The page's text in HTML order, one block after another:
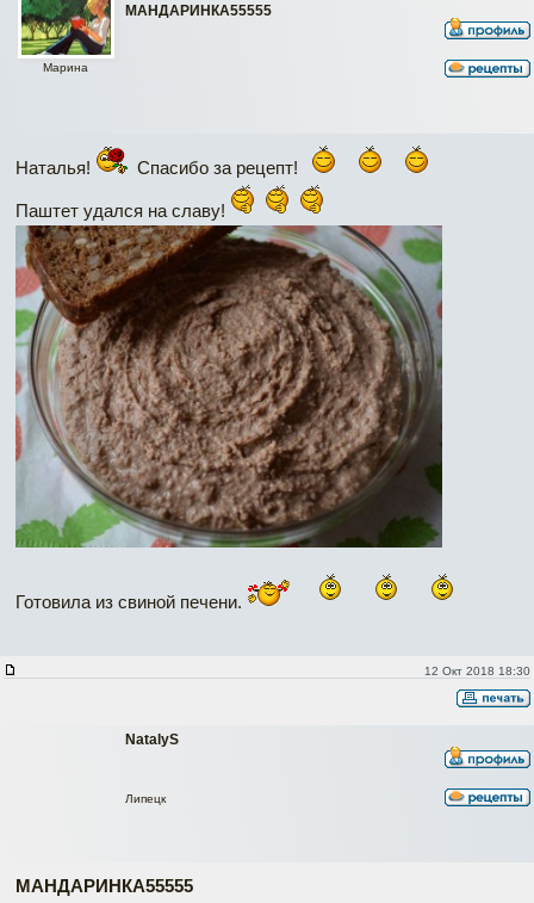
МАНДАРИНКА55555
Марина
Наталья! Спасибо за рецепт!
Паштет удался на славу!
Готовила из свиной печени.
12 Окт 2018 18:30
NatalyS
Липецк
МАНДАРИНКА55555